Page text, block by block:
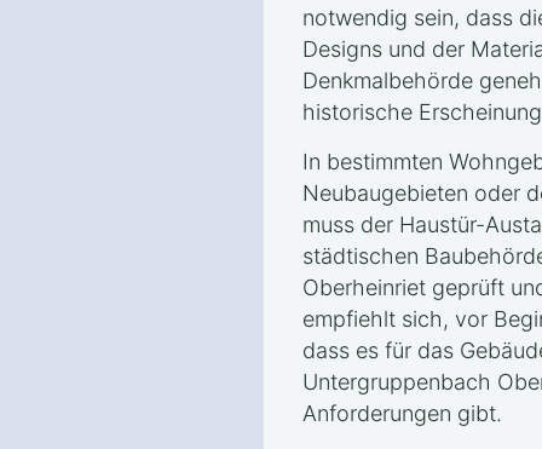
notwendig sein, dass
Designs und der
Denkmalbehörde
historische
In bestimmten
Neubaugebieten oder
muss der Haustür-
städtischen
Oberheinriet geprüft
empfiehlt sich, vor
dass es für das
Untergruppenbach
Anforderungen gibt.